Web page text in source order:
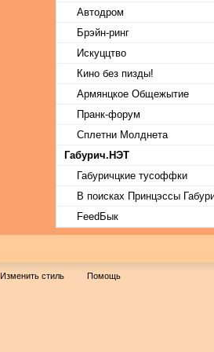
Автодром
Брэйн-ринг
Искуццтво
Кино без пизды!
Армянцкое Общежытие
Пранк-форум
Сплетни Молднета
Габурич.НЭТ
Габуричцкие тусоффки
В поисках Принцэссы
FeedБык
Изменить стиль Помощь